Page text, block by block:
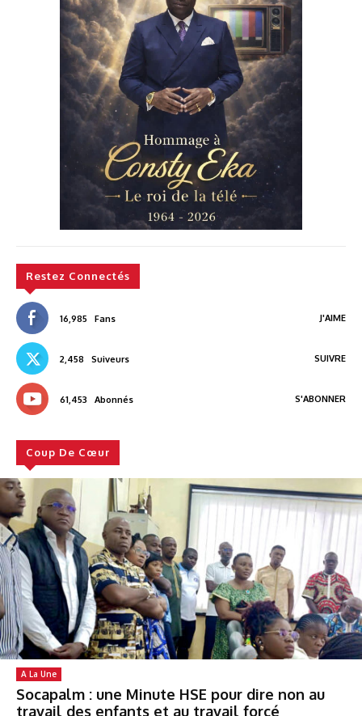
Restez Connectés
16,985 Fans J'AIME
2,458 Suiveurs SUIVRE
61,453 Abonnés S'ABONNER
Coup De Cœur
A La Une
Socapalm : une Minute HSE pour dire non au
travail des enfants et au travail forcé